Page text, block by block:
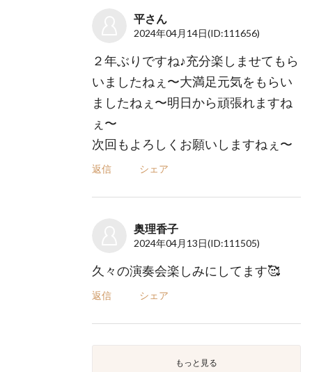
平さん
2024年04月14日(ID:111656)
２年ぶりですね♪充分楽しませてもら
いましたねぇ〜大満足元気をもらい
ましたねぇ〜明日から頑張れますね
ぇ〜
次回もよろしくお願いしますねぇ〜
返信 シェア
奥理香子
2024年04月13日(ID:111505)
久々の演奏会楽しみにしてます🥰
返信 シェア
もっと見る